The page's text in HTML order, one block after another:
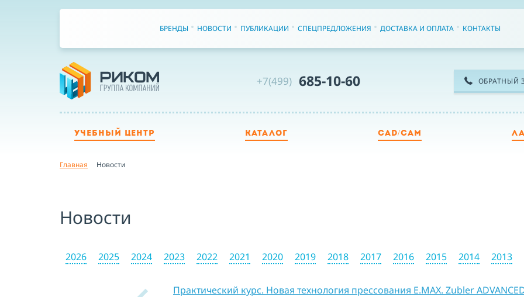
БРЕНДЫ НОВОСТИ ПУБЛИКАЦИИ СПЕЦПРЕДЛОЖЕНИЯ ДОСТАВКА И ОПЛАТА КОНТАКТЫ
+7(499) 685-10-60 ОБРАТНЫЙ
УЧЕБНЫЙ ЦЕНТР КАТАЛОГ CAD/CAM
Главная Новости
Новости
2026 2025 2024 2023 2022 2021 2020 2019 2018 2017 2016 2015 2014 2013
Практический курс. Новая технология прессования Е.МАХ. Zubler ADVANCED